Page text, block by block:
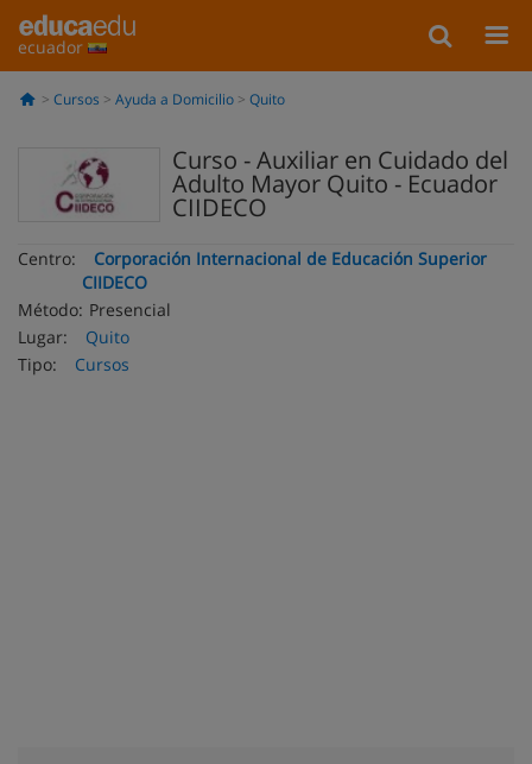
ecuador
Cursos Ayuda a Domicilio Quito
Curso - Auxiliar en Cuidado del
Adulto Mayor Quito - Ecuador
CIIDECO
Centro:
Corporación Internacional de Educación Superior
CIIDECO
Método: Presencial
Lugar:
Quito
Tipo:
Cursos